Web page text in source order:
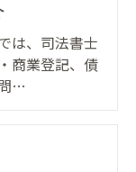
は、司法書士
商業登記、債
…